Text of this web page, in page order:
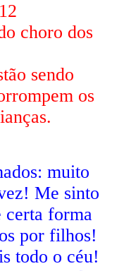
choro dos
sendo
os
muito
Me sinto
certa forma
por filhos!
todo o céu!